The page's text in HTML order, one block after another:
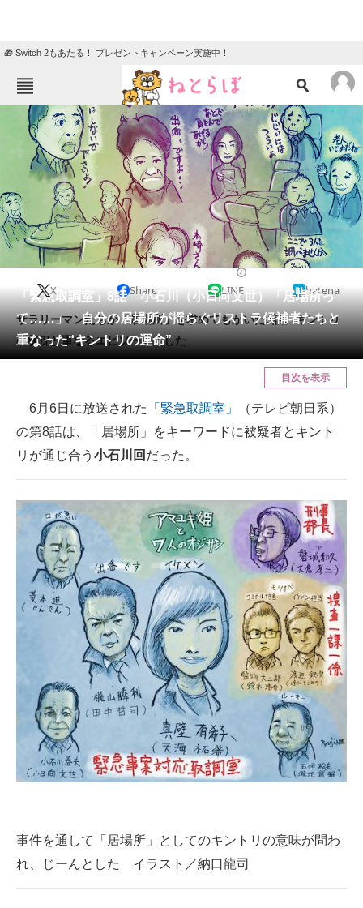
🎁 Switch 2もあたる！ プレゼントキャンペーン実施中！
ねとらぼメニュー
ニュース
エンタメ クイズ
グルメ
住まい 教育・育児
リサーチ
会員記事
メディア
注目記事を集めた総合ページ
スマホと通信の最新トレンド
好きが集まる 比べて選べる
ビジネスと働き方のヒント
AI活用のいまが分かる
企業ITのトレンドを詳説
経営リーダーのコミュニティ
マーケ×ITの今がよく分かる
ITエンジニア向け専門サイト
企業向けIT製品の総合サイト
IT製品の技術・比較・事例
モノづくり技術者専門サイト
エレクトロニクス専門サイト
「緊急取調室」8話 小石川（小日向文世）「居場所っ
て……」 自分の居場所が揺らぐリストラ候補者たちと
重なった“キントリの運命”
X Share LINE hatena
サラリーマンたちが「居場所」を求めてもがいた8話。キントリ
の状況と重なるエピソードでした
目次を表示
6月6日に放送された 「緊急取調室」
（テレビ朝日系）
の第8話は、「居場所」をキーワードに被疑者とキント
リが通じ合う 小石川回 だった。
事件を通して「居場所」としてのキントリの意味が問わ
れ、じーんとした イラスト／納口龍司